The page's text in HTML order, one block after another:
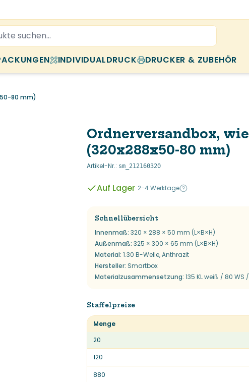
INDIVIDUALDRUCK DRUCKER & ZUBEHÖR
80 mm)
Ordnerversandbox,
(320x288x50-80 mm)
Artikel-Nr.: sm_212160320
Auf Lager· 2-4 Werktage
Schnellübersicht
Innenmaß: 320 × 288 × 50 mm (L×B×H)
Außenmaß: 325 × 300 × 65 mm (L×B×H)
Material: 1.30 B-Welle, Anthrazit
Hersteller: Smartbox
Materialzusammensetzung: 135 KL weiß / 80 WS
Staffelpreise
Menge
20
120
880